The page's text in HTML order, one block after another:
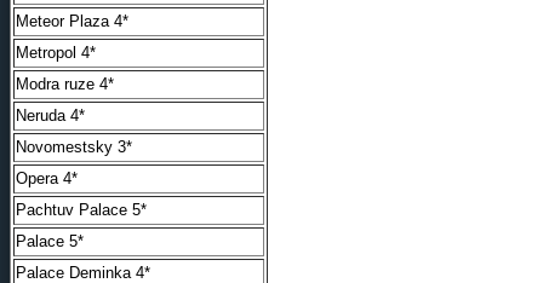
Meteor Plaza 4*
Metropol 4*
Modra ruze 4*
Neruda 4*
Novomestsky 3*
Opera 4*
Pachtuv Palace 5*
Palace 5*
Palace Deminka 4*